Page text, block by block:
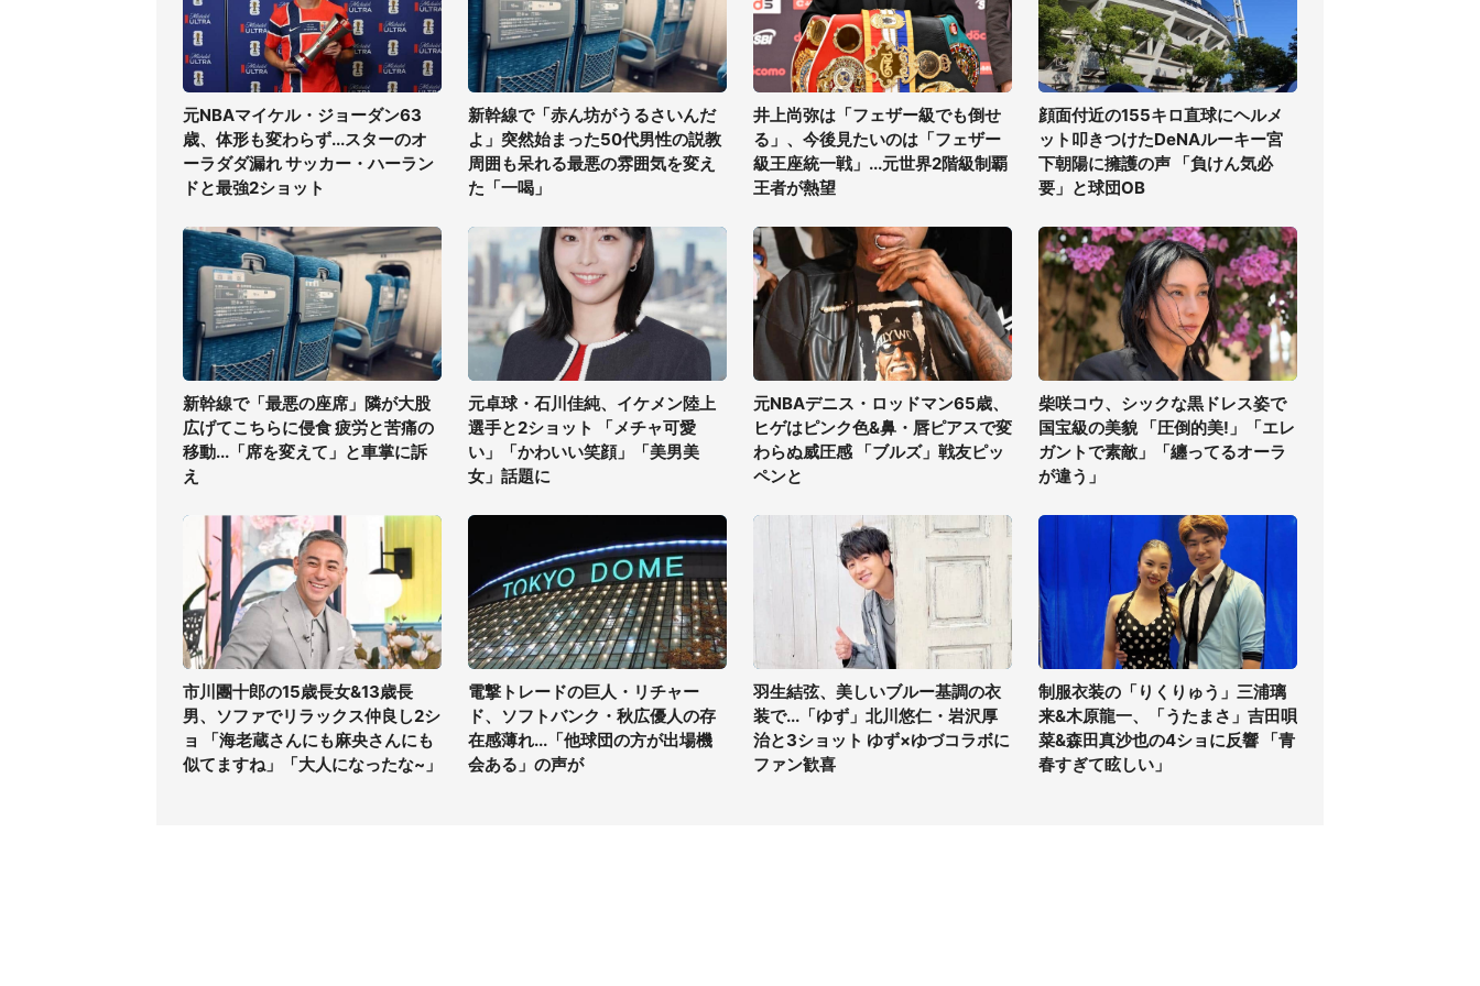
元NBAマイケル・ジョーダン63
歳、体形も変わらず...スターのオ
ーラダダ漏れ サッカー・ハーラン
ドと最強2ショット
新幹線で「赤ん坊がうるさいんだ
よ」突然始まった50代男性の説教
周囲も呆れる最悪の雰囲気を変え
た「一喝」
井上尚弥は「フェザー級でも倒せ
る」、今後見たいのは「フェザー
級王座統一戦」...元世界2階級制覇
王者が熱望
顔面付近の155キロ直球にヘルメ
ット叩きつけたDeNAルーキー宮
下朝陽に擁護の声 「負けん気必
要」と球団OB
新幹線で「最悪の座席」隣が大股
広げてこちらに侵食 疲労と苦痛の
移動...「席を変えて」と車掌に訴
え
元卓球・石川佳純、イケメン陸上
選手と2ショット 「メチャ可愛
い」「かわいい笑顔」「美男美
女」話題に
元NBAデニス・ロッドマン65歳、
ヒゲはピンク色&鼻・唇ピアスで変
わらぬ威圧感 「ブルズ」戦友ピッ
ペンと
柴咲コウ、シックな黒ドレス姿で
国宝級の美貌 「圧倒的美!」「エレ
ガントで素敵」「纏ってるオーラ
が違う」
市川團十郎の15歳長女&13歳長
男、ソファでリラックス仲良し2シ
ョ 「海老蔵さんにも麻央さんにも
似てますね」「大人になったな~」
電撃トレードの巨人・リチャー
ド、ソフトバンク・秋広優人の存
在感薄れ...「他球団の方が出場機
会ある」の声が
羽生結弦、美しいブルー基調の衣
装で...「ゆず」北川悠仁・岩沢厚
治と3ショット ゆず×ゆづコラボに
ファン歓喜
制服衣装の「りくりゅう」三浦璃
来&木原龍一、「うたまさ」吉田唄
菜&森田真沙也の4ショに反響 「青
春すぎて眩しい」